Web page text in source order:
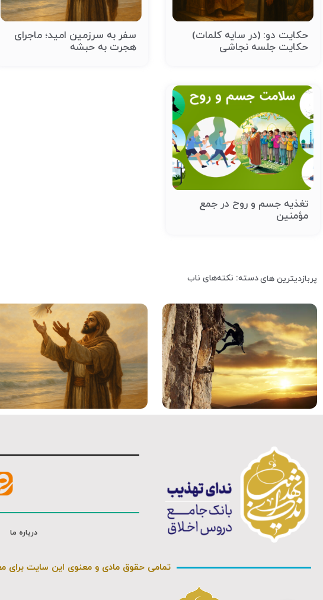
حکایت دو: (در سایه کلمات)
حکایت جلسه نجاشی
سفر به سرزمین امید؛ ماجرای
هجرت به حبشه
تغذیه جسم و روح در جمع
مؤمنین
پربازدیترین هایدسته: نکته‌های ناب
درباره ما
تمامی حقوق مادی و معنوی این سایت